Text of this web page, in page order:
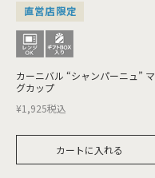
直営店限定
カーニバル “シャンパーニュ” マ
グカップ
¥1,925税込
カートに入れる